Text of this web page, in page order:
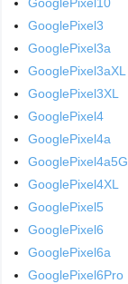
GooglePixel3
GooglePixel3a
GooglePixel3aXL
GooglePixel3XL
GooglePixel4
GooglePixel4a
GooglePixel4a5G
GooglePixel4XL
GooglePixel5
GooglePixel6
GooglePixel6a
GooglePixel6Pro